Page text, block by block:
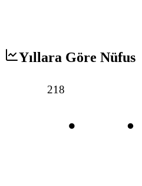
Yıllara Göre Nüfus
218